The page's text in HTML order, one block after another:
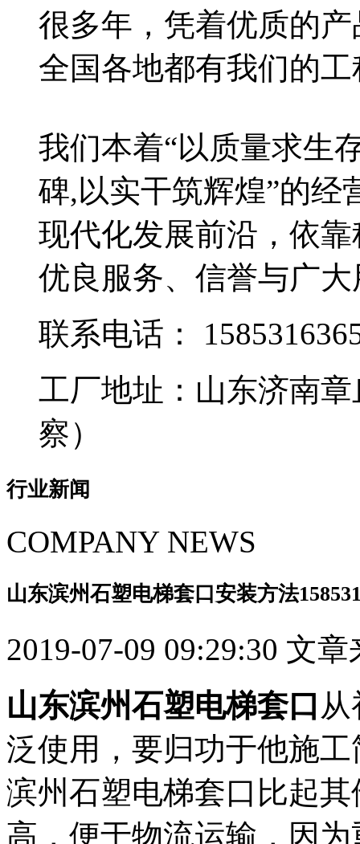
很多年，凭着优质的
全国各地都有我们的
我们本着“以质量求生
碑,以实干筑辉煌”的经
现代化发展前沿，依
优良服务、信誉与广
联系电话：
工厂地址：山东济南
察）
行业新闻
COMPANY NEWS
山东滨州石塑电梯套口安装方法
2019-07-09 09:29:30 文
山东滨州石塑电梯套口
泛使用，要归功于他施
滨州石塑电梯套口比起
高，便于物流运输，因